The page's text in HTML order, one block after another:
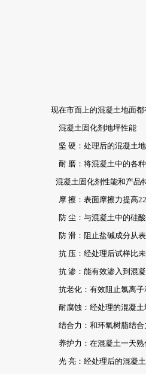
现在市面上的混凝土地面都
混凝土固化剂地坪性能
坚 硬：处理后的混凝土地
耐 磨：将混凝土中的各种
混凝土固化剂性能和产品
摩 擦：表面摩擦力提高
防 尘：与混凝土中的硅酸
防 滑：阻止盐碱成分从表
抗 压：经处理后试样比未
抗 渗：能有效渗入到混凝
抗老化：有效阻止氯离子
耐腐蚀：经处理的混凝土
结合力：和环氧树脂结合
养护力：在混凝土一天熟
光 亮：经处理后的混凝土